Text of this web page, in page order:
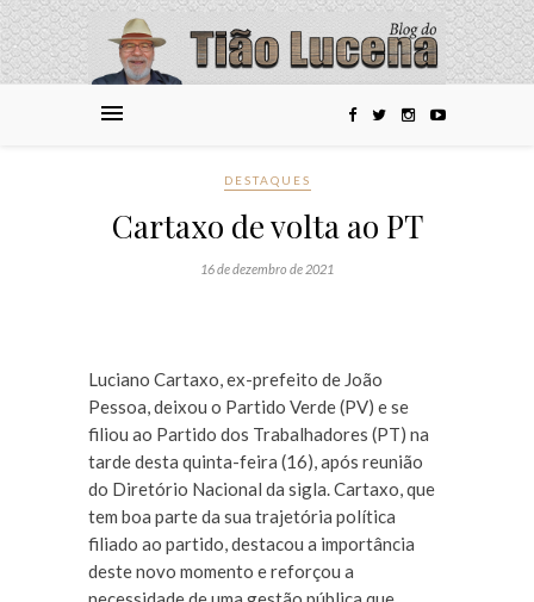
DESTAQUES
Cartaxo de volta ao PT
16 de dezembro de 2021
Luciano Cartaxo, ex-prefeito de João
Pessoa, deixou o Partido Verde (PV) e se
filiou ao Partido dos Trabalhadores (PT) na
tarde desta quinta-feira (16), após reunião
do Diretório Nacional da sigla. Cartaxo, que
tem boa parte da sua trajetória política
filiado ao partido, destacou a importância
deste novo momento e reforçou a